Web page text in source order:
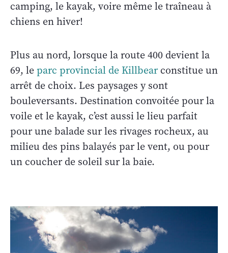
camping, le kayak, voire même le traîneau à
chiens en hiver!
Plus au nord, lorsque la route 400 devient la
69, leparc provincial de Killbearconstitue un
arrêt de choix. Les paysages y sont
bouleversants. Destination convoitée pour la
voile et le kayak, c’est aussi le lieu parfait
pour une balade sur les rivages rocheux, au
milieu des pins balayés par le vent, ou pour
un coucher de soleil sur la baie.